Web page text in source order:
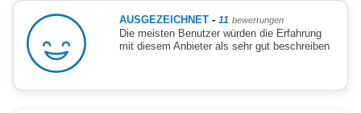
AUSGEZEICHNET - 11 bewertungen
Die meisten Benutzer würden die Erfahrung
mit diesem Anbieter als sehr gut beschreiben